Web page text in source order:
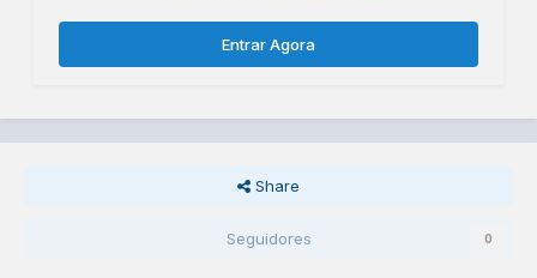
Entrar Agora
Share
Seguidores 0